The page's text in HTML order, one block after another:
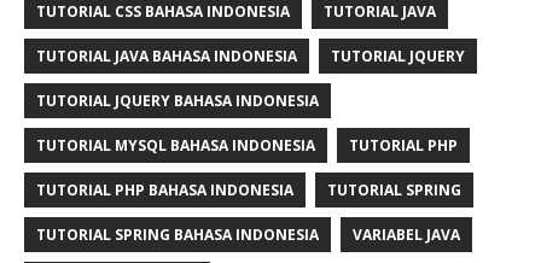
TUTORIAL CSS BAHASA INDONESIA TUTORIAL JAVA
TUTORIAL JAVA BAHASA INDONESIA TUTORIAL JQUERY
TUTORIAL JQUERY BAHASA INDONESIA
TUTORIAL MYSQL BAHASA INDONESIA TUTORIAL PHP
TUTORIAL PHP BAHASA INDONESIA TUTORIAL SPRING
TUTORIAL SPRING BAHASA INDONESIA VARIABEL JAVA